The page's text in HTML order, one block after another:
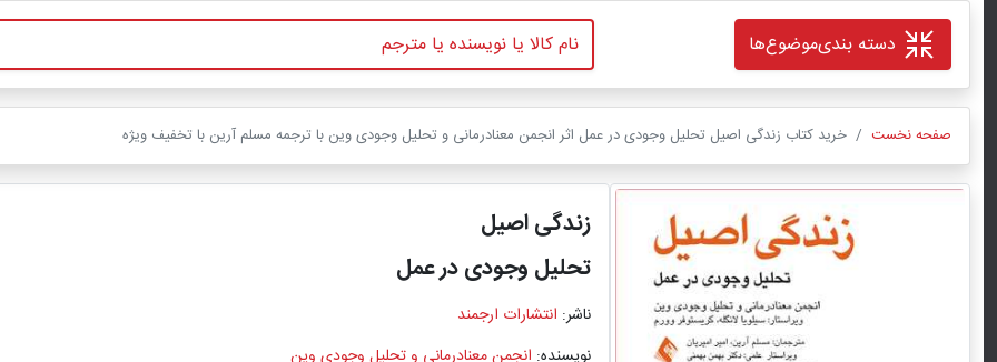
دسته بندیموضوع‌ها
صفحه نخست خرید کتاب زندگی اصیل تحلیل وجودی در عمل اثر انجمن معنادرمانی و تحلیل وجودی وین با ترجمه مسلم آرین با تخفیف ویژه
زندگی اصیل
تحلیل وجودی در عمل
ناشر: انتشارات ارجمند
نویسنده: انجمن معنادرمانی و تحلیل وجودی وین